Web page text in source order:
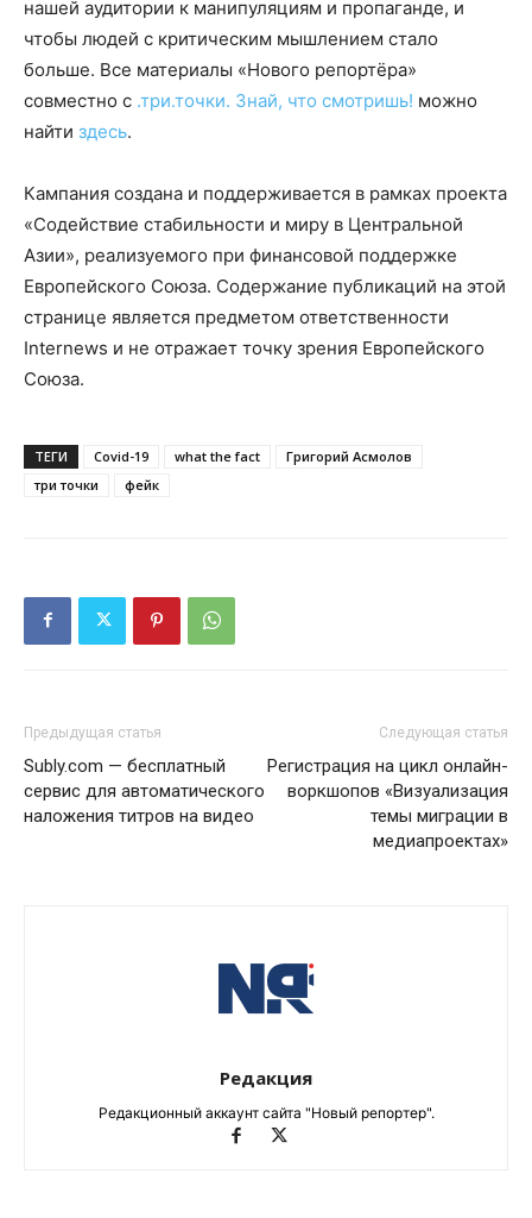
нашей аудитории к манипуляциям и пропаганде, и
чтобы людей с критическим мышлением стало
больше. Все материалы «Нового репортёра»
совместно с .три.точки. Знай, что смотришь! можно
найти здесь.
Кампания создана и поддерживается в рамках проекта
«Содействие стабильности и миру в Центральной
Азии», реализуемого при финансовой поддержке
Европейского Союза. Содержание публикаций на этой
странице является предметом ответственности
Internews и не отражает точку зрения Европейского
Союза.
ТЕГИ Covid-19 what the fact
Григорий Асмолов
три точки
фейк
Предыдущая статья
Subly.com — бесплатный
сервис для автоматического
наложения титров на видео
Следующая статья
Регистрация на цикл онлайн-
воркшопов «Визуализация
темы миграции в
медиапроектах»
Редакция
Редакционный аккаунт сайта "Новый репортер".